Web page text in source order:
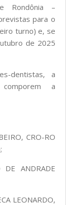
Rondônia –
para o
turno) e, se
de 2025
dentistas, a
a
CRO-RO
ANDRADE
LEONARDO,